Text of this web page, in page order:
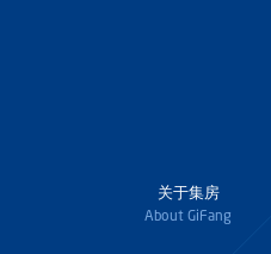
关于集房
About GiFang